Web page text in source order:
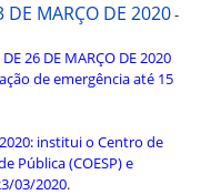
DE MARÇO DE 2020-
26 DE MARÇO DE 2020
de emergência até 15
institui o Centro de
Pública (COESP) e
03/2020.